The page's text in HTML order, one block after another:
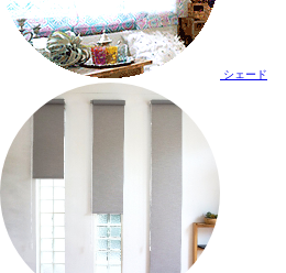
シェード